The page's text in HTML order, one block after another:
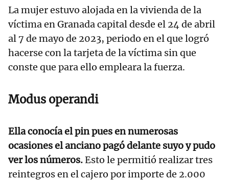
La mujer estuvo alojada en la vivienda de la
víctima en Granada capital desde el 24 de abril
al 7 de mayo de 2023, periodo en el que logró
hacerse con la tarjeta de la víctima sin que
conste que para ello empleara la fuerza.
Modus operandi
Ella conocía el pin pues en numerosas
ocasiones el anciano pagó delante suyo y pudo
ver los números.Esto le permitió realizar tres
reintegros en el cajero por importe de 2.000